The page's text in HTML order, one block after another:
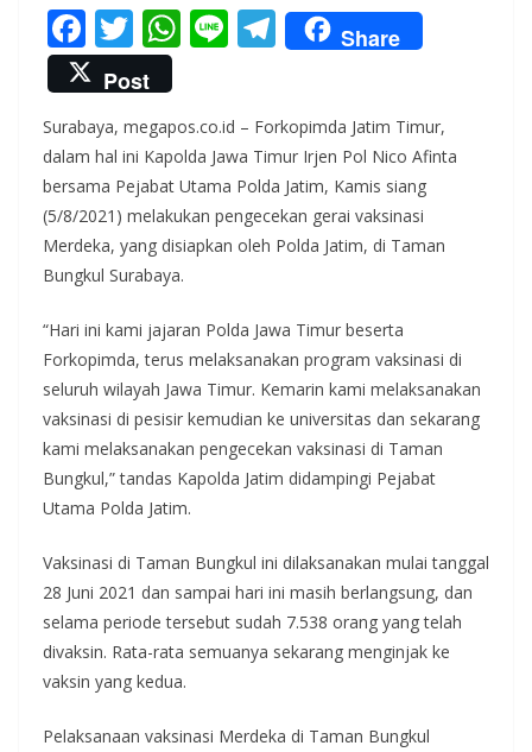
F
ac
e
b
o
o
k
T
w
itt
er
W
s
A
p
p
Li T
el
gr
a
m
Share
Post
Surabaya, megapos.co.id – Forkopimda Jatim Timur,
dalam hal ini Kapolda Jawa Timur Irjen Pol Nico Afinta
bersama Pejabat Utama Polda Jatim, Kamis siang
(5/8/2021) melakukan pengecekan gerai vaksinasi
Merdeka, yang disiapkan oleh Polda Jatim, di Taman
Bungkul Surabaya.
“Hari ini kami jajaran Polda Jawa Timur beserta
Forkopimda, terus melaksanakan program vaksinasi di
seluruh wilayah Jawa Timur. Kemarin kami melaksanakan
vaksinasi di pesisir kemudian ke universitas dan sekarang
kami melaksanakan pengecekan vaksinasi di Taman
Bungkul,” tandas Kapolda Jatim didampingi Pejabat
Utama Polda Jatim.
Vaksinasi di Taman Bungkul ini dilaksanakan mulai tanggal
28 Juni 2021 dan sampai hari ini masih berlangsung, dan
selama periode tersebut sudah 7.538 orang yang telah
divaksin. Rata-rata semuanya sekarang menginjak ke
vaksin yang kedua.
Pelaksanaan vaksinasi Merdeka di Taman Bungkul